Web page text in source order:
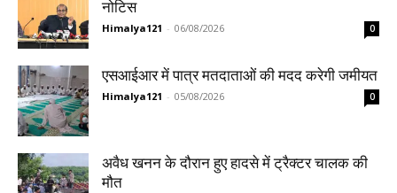
नोटिस
Himalya121 - 06/08/2026 0
एसआईआर में पात्र मतदाताओं की मदद करेगी जमीयत
Himalya121 - 05/08/2026 0
अवैध खनन के दौरान हुए हादसे में ट्रैक्टर चालक की
मौत